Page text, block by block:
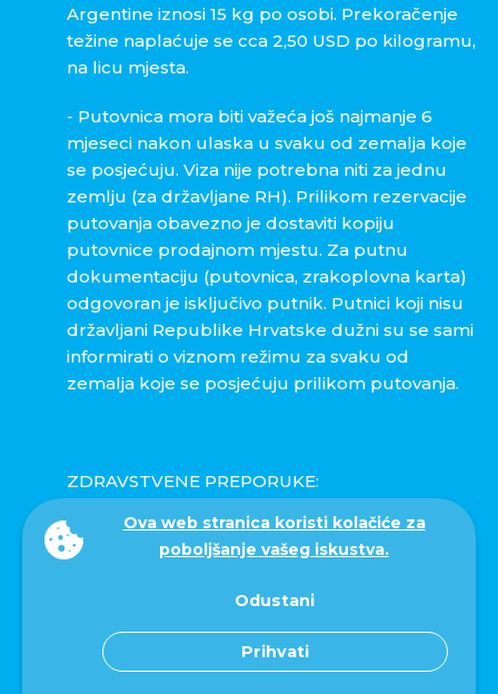
Ova web stranica koristi kolačiće za
poboljšanje vašeg iskustva.
Odustani
Prihvati
Argentine iznosi 15 kg po osobi. Prekoračenje
težine naplaćuje se cca 2,50 USD po kilogramu,
na licu mjesta.
- Putovnica mora biti važeća još najmanje 6
mjeseci nakon ulaska u svaku od zemalja koje
se posjećuju. Viza nije potrebna niti za jednu
zemlju (za državljane RH). Prilikom rezervacije
putovanja obavezno je dostaviti kopiju
putovnice prodajnom mjestu. Za putnu
dokumentaciju (putovnica, zrakoplovna karta)
odgovoran je isključivo putnik. Putnici koji nisu
državljani Republike Hrvatske dužni su se sami
informirati o viznom režimu za svaku od
zemalja koje se posjećuju prilikom putovanja.
ZDRAVSTVENE PREPORUKE:
Visinska prilagodba: Prilikom putovanja u
predjele s velikim nadmorskim visinama kao
osjetiti posljedice promjene nadmorske visine
po organizam.